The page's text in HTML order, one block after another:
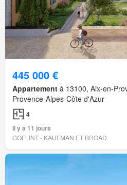
445 000 €
Appartement à 13100, Aix-en-
Provence-Alpes-Côte d'Azur
4
Il y a 11 jours
GOFLINT - KAUFMAN ET BROAD